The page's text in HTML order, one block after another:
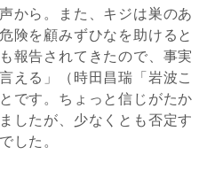
から。また、キジは巣のあ
険を顧みずひなを助けると
報告されてきたので、事実
える」（時田昌瑞「岩波こ
です。ちょっと信じがたか
したが、少なくとも否定す
した。